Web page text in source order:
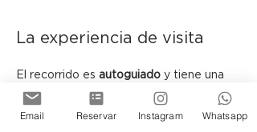
La experiencia de visita
El recorrido es autoguiado y tiene una
duración aproximada de
40 minutos
Email Reservar Instagram Whatsapp